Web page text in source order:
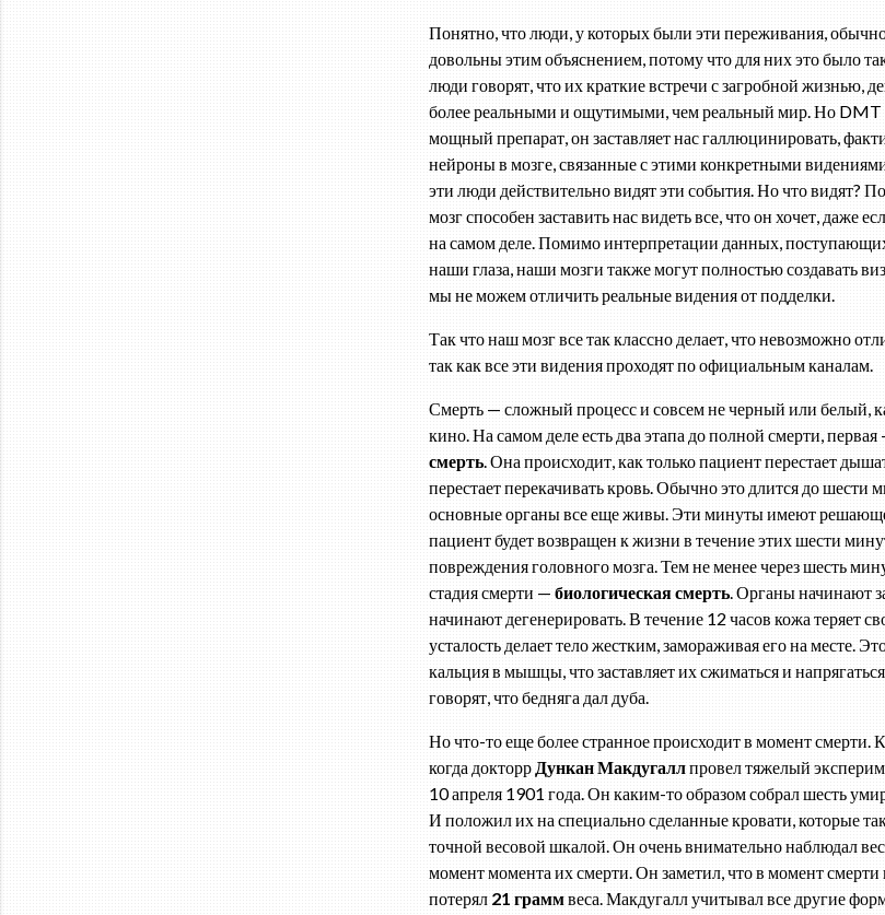
Понятно, что люди, у которых были эти переживания,
довольны этим объяснением, потому что для них это было
люди говорят, что их краткие встречи с загробной жизнью,
более реальными и ощутимыми, чем реальный мир. Но
мощный препарат, он заставляет нас галлюцинировать,
нейроны в мозге, связанные с этими конкретными
эти люди действительно видят эти события. Но что видят?
мозг способен заставить нас видеть все, что он хочет, даже
на самом деле. Помимо интерпретации данных,
наши глаза, наши мозги также могут полностью создавать
мы не можем отличить реальные видения от подделки.
Так что наш мозг все так классно делает, что невозможно
так как все эти видения проходят по официальным каналам.
Смерть — сложный процесс и совсем не черный или белый,
кино. На самом деле есть два этапа до полной смерти,первая
смерть. Она происходит, как только пациент перестает
перестает перекачивать кровь. Обычно это длится до шести
основные органы все еще живы. Эти минуты имеют
пациент будет возвращен к жизни в течение этих шести
повреждения головного мозга. Тем не менее через шесть
стадия смерти — биологическая смерть. Органы начинают
начинают дегенерировать. В течение 12 часов кожа теряет
усталость делает тело жестким, замораживая его на месте.
кальция в мышцы, что заставляет их сжиматься и
говорят, что бедняга дал дуба.
Но что-то еще более странное происходит в момент смерти.
когда докторр Дункан Макдугаллпровел тяжелый
10 апреля 1901 года. Он каким-то образом собрал шесть
И положил их на специально сделанные кровати, которые
точной весовой шкалой. Он очень внимательно наблюдал
момент момента их смерти. Он заметил, что в момент
потерял 21 граммвеса. Макдугалл учитывал все другие